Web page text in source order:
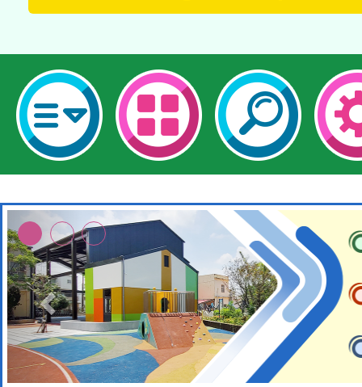
轉知經濟部水利署委託